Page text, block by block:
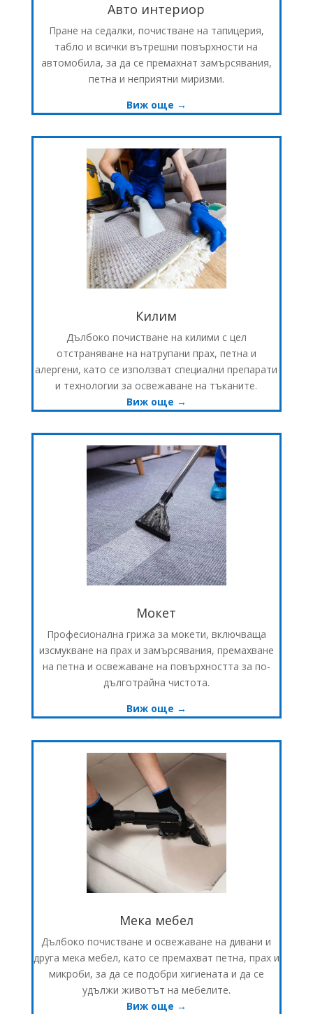
Авто интериор
Пране на седалки, почистване на тапицерия,
табло и всички вътрешни повърхности на
автомобила, за да се премахнат замърсявания,
петна и неприятни миризми.
Виж още →
Килим
Дълбоко почистване на килими с цел
отстраняване на натрупани прах, петна и
алергени, като се използват специални препарати
и технологии за освежаване на тъканите.
Виж още →
Мокет
Професионална грижа за мокети, включваща
изсмукване на прах и замърсявания, премахване
на петна и освежаване на повърхността за по-
дълготрайна чистота.
Виж още →
Мека мебел
Дълбоко почистване и освежаване на дивани и
друга мека мебел, като се премахват петна, прах и
микроби, за да се подобри хигиената и да се
удължи животът на мебелите.
Виж още →